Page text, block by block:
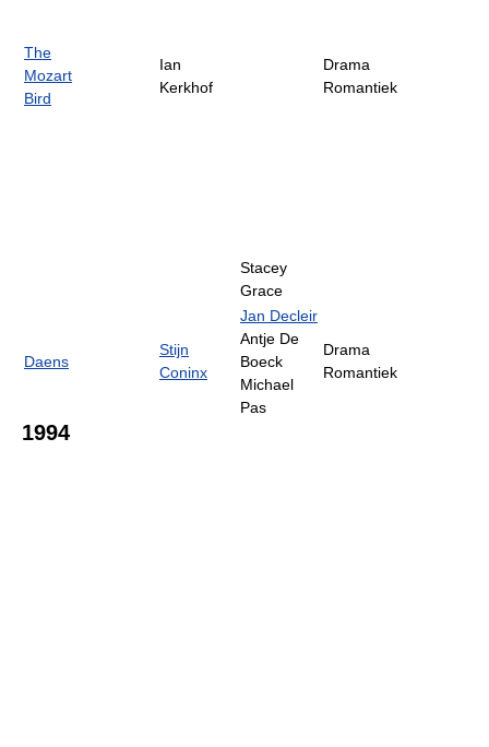
The
Mozart
Bird
Ian
Kerkhof
Stacey
Grace
Drama
Romantiek
Daens
Stijn
Coninx
Jan Decleir
Antje De
Boeck
Michael
Pas
Drama
Romantiek
1994